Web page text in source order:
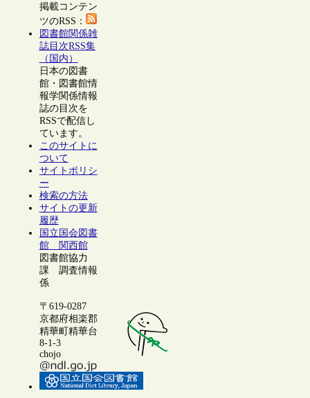
掲載コンテン
ツのRSS：
図書館関係雑
誌目次RSS集
（国内）
日本の図書
館・図書館情
報学関係情報
誌の目次を
RSSで配信し
ています。
このサイトに
ついて
サイトポリシ
ー
検索の方法
サイトの更新
履歴
国立国会図書
館 関西館
図書館協力
課 調査情報
係
〒619-0287
京都府相楽郡
精華町精華台
8-1-3
chojo